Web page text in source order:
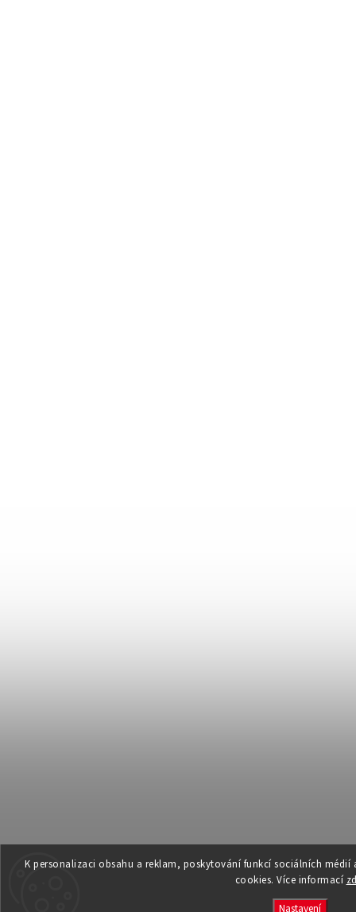
K personalizaci obsahu a reklam, poskytování funkcí sociálních
cookies. Více informací
Nastavení